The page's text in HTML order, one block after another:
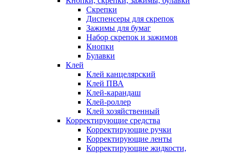
Скрепки
Диспенсеры для скрепок
Зажимы для бумаг
Набор скрепок и зажимов
Кнопки
Булавки
Клей
Клей канцелярский
Клей ПВА
Клей-карандаш
Клей-роллер
Клей хозяйственный
Корректирующие средства
Корректирующие ручки
Корректирующие ленты
Корректирующие жидкости,